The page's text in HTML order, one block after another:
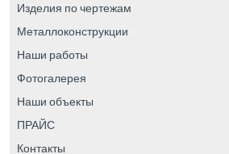
Изделия по чертежам
Металлоконструкции
Наши работы
Фотогалерея
Наши объекты
ПРАЙС
Контакты